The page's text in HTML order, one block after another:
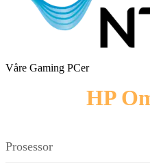
Våre Gaming PCer
HP
Prosessor